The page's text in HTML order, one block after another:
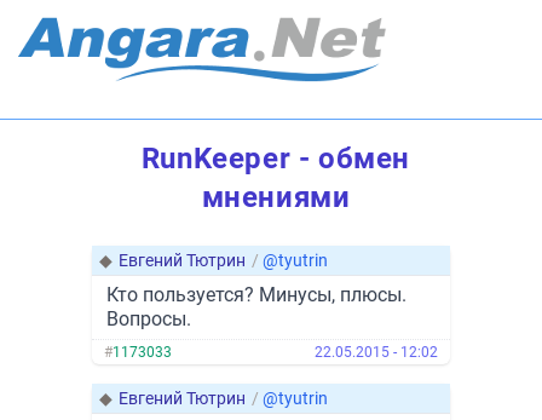
RunKeeper - обмен
мнениями
◆ Евгений Тютрин / @tyutrin
Кто пользуется? Минусы, плюсы.
Вопросы.
#1173033 22.05.2015 - 12:02
◆ Евгений Тютрин / @tyutrin